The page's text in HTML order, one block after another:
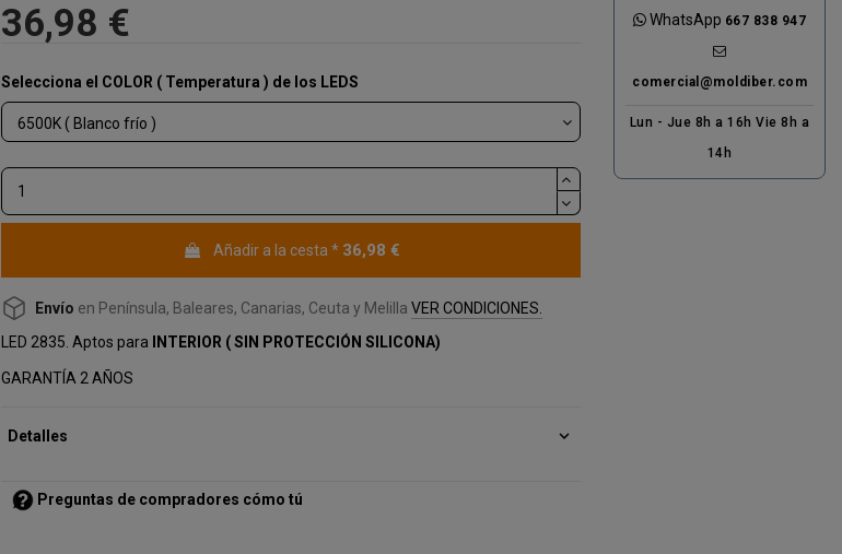
36,98 €
Selecciona el COLOR ( Temperatura ) de los LEDS
Añadir a la cesta * 36,98 €
Envío en Península, Baleares, Canarias, Ceuta y Melilla VER CONDICIONES.
LED 2835. Aptos para
INTERIOR ( SIN PROTECCIÓN SILICONA)
GARANTÍA 2 AÑOS
Detalles expand_more
Preguntas de compradores cómo tú
WhatsApp 667 838 947
comercial@moldiber.com
Lun - Jue 8h a 16h Vie 8h a
14h